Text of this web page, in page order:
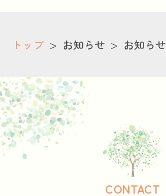
トップ > お知らせ > お知らせ
CONTACT